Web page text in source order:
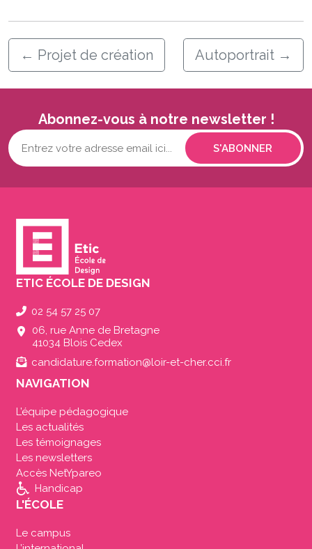
← Projet de création Autoportrait →
Abonnez-vous à notre newsletter !
Votre
adresse
(Nécessaire)
ETIC ÉCOLE DE DESIGN
02 54 57 25 07
06, rue Anne de Bretagne
41034 Blois Cedex
candidature.formation@loir-et-cher.cci.fr
NAVIGATION
L’équipe pédagogique
Les actualités
Les témoignages
Les newsletters
Accès NetYpareo
Handicap
L'ÉCOLE
Le campus